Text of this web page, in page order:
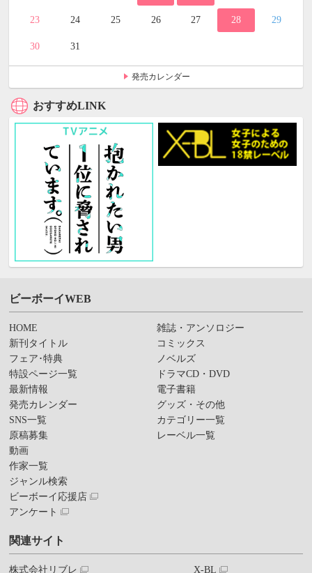
23 24 25 26 27 28 29
30 31
発売カレンダー
おすすめLINK
ビーボーイWEB
HOME
新刊タイトル
フェア･特典
特設ページ一覧
最新情報
発売カレンダー
SNS一覧
原稿募集
動画
作家一覧
ジャンル検索
ビーボーイ応援店
アンケート
雑誌・アンソロジー
コミックス
ノベルズ
ドラマCD・DVD
電子書籍
グッズ・その他
カテゴリー一覧
レーベル一覧
関連サイト
株式会社リブレ X-BL